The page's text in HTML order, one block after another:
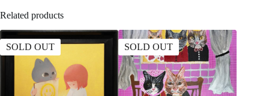
Related products
SOLD OUT SOLD OUT